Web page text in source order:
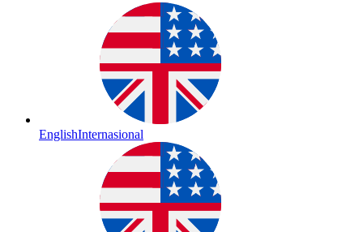
EnglishInternasional